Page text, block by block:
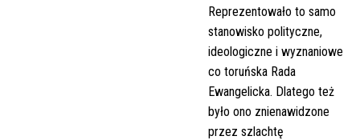
Reprezentowało to samo
stanowisko polityczne,
ideologiczne i wyznaniowe
co toruńska Rada
Ewangelicka. Dlatego też
było ono znienawidzone
przez szlachtę